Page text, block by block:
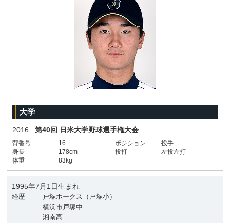
大学
2016 第40回 日米大学野球選手権大会
背番号 16 ポジション
投手
身長
178cm 投打
左投左打
体重
83kg
1995年7月1日生まれ
経歴
戸塚ホークス（戸塚小）
横浜市戸塚中
湘南高